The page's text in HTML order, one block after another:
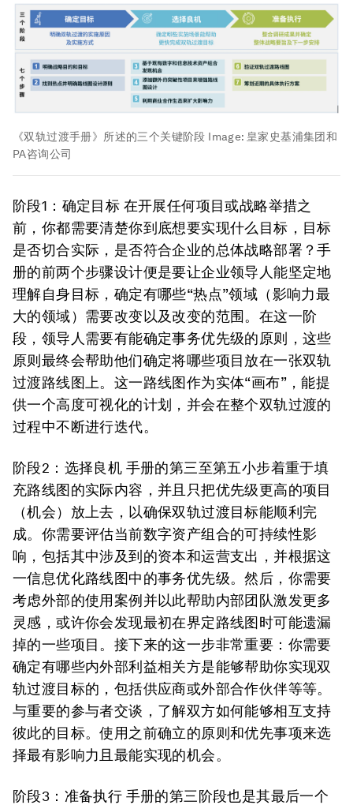
《双轨过渡手册》所述的三个关键阶段 Image: 皇家史基浦集团和
PA咨询公司
阶段1：确定目标 在开展任何项目或战略举措之
前，你都需要清楚你到底想要实现什么目标，目标
是否切合实际，是否符合企业的总体战略部署？手
册的前两个步骤设计便是要让企业领导人能坚定地
理解自身目标，确定有哪些“热点”领域（影响力最
大的领域）需要改变以及改变的范围。在这一阶
段，领导人需要有能确定事务优先级的原则，这些
原则最终会帮助他们确定将哪些项目放在一张双轨
过渡路线图上。这一路线图作为实体“画布”，能提
供一个高度可视化的计划，并会在整个双轨过渡的
过程中不断进行迭代。
阶段2：选择良机 手册的第三至第五小步着重于填
充路线图的实际内容，并且只把优先级更高的项目
（机会）放上去，以确保双轨过渡目标能顺利完
成。你需要评估当前数字资产组合的可持续性影
响，包括其中涉及到的资本和运营支出，并根据这
一信息优化路线图中的事务优先级。然后，你需要
考虑外部的使用案例并以此帮助内部团队激发更多
灵感，或许你会发现最初在界定路线图时可能遗漏
掉的一些项目。接下来的这一步非常重要：你需要
确定有哪些内外部利益相关方是能够帮助你实现双
轨过渡目标的，包括供应商或外部合作伙伴等等。
与重要的参与者交谈，了解双方如何能够相互支持
彼此的目标。使用之前确立的原则和优先事项来选
择最有影响力且最能实现的机会。
阶段3：准备执行 手册的第三阶段也是其最后一个